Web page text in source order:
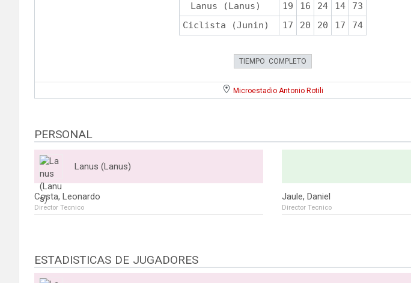
Lanus (Lanus) 19 16 24 14
73
Ciclista (Junin)
17 20 20 17 74
TIEMPO COMPLETO
Microestadio Antonio Rotili
PERSONAL
Lanus (Lanus)
Costa, Leonardo
Director Tecnico
Jaule, Daniel
Director Tecnico
ESTADISTICAS DE JUGADORES